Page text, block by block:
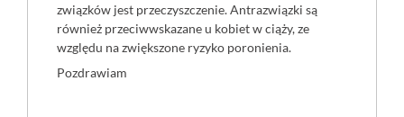
związków jest przeczyszczenie. Antrazwiązki są
również przeciwwskazane u kobiet w ciąży, ze
względu na zwiększone ryzyko poronienia.
Pozdrawiam